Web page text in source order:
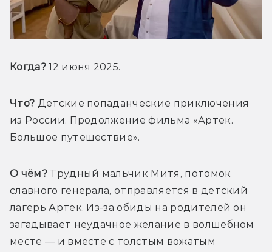
Когда? 12 июня 2025.
Что? Детские попаданческие приключения
из России. Продолжение фильма «Артек.
Большое путешествие».
О чём? Трудный мальчик Митя, потомок
славного генерала, отправляется в детский
лагерь Артек. Из-за обиды на родителей он
загадывает неудачное желание в волшебном
месте — и вместе с толстым вожатым